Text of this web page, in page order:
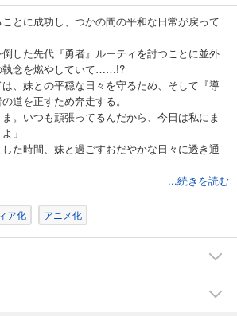
ことに成功し、つかの間の平和な日常が戻って
した先代『勇者』ルーティを討つことに並外
執念を燃やしていて……!?
、妹との平穏な日々を守るため、そして『導
道を正すため奔走する。
ま。いつも頑張ってるんだから、今日は私にま
」
た時間、妹と過ごすおだやかな日々に透き通
...続きを読む
ア化 アニメ化